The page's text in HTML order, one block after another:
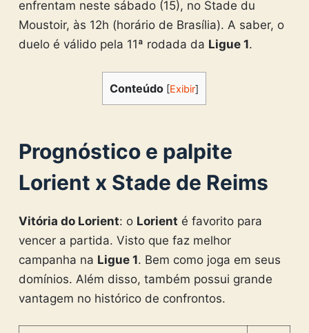
enfrentam neste sábado (15), no Stade du
Moustoir, às 12h (horário de Brasília). A saber, o
duelo é válido pela 11ª rodada da Ligue 1.
Conteúdo [Exibir]
Prognóstico e palpite
Lorient x Stade de Reims
Vitória do Lorient: o Lorient é favorito para
vencer a partida. Visto que faz melhor
campanha na Ligue 1. Bem como joga em seus
domínios. Além disso, também possui grande
vantagem no histórico de confrontos.